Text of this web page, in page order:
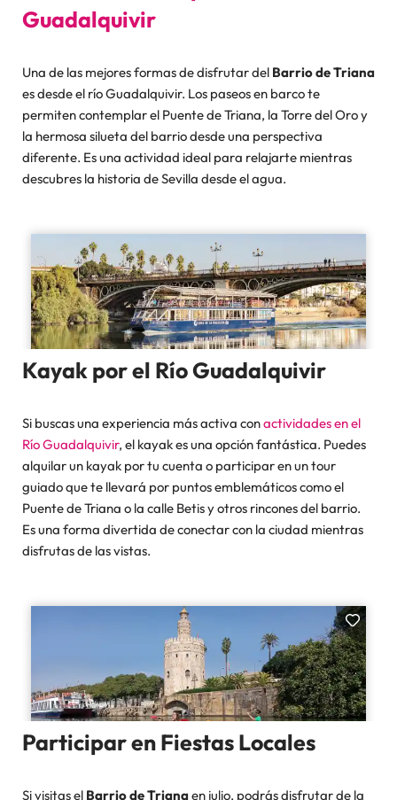
Guadalquivir
Una de las mejores formas de disfrutar del Barrio de Triana
es desde el río Guadalquivir. Los paseos en barco te
permiten contemplar el Puente de Triana, la Torre del Oro y
la hermosa silueta del barrio desde una perspectiva
diferente. Es una actividad ideal para relajarte mientras
descubres la historia de Sevilla desde el agua.
Kayak por el Río Guadalquivir
Si buscas una experiencia más activa conactividades en el
Río Guadalquivir, el kayak es una opción fantástica. Puedes
alquilar un kayak por tu cuenta o participar en un tour
guiado que te llevará por puntos emblemáticos como el
Puente de Triana o la calle Betis y otros rincones del barrio.
Es una forma divertida de conectar con la ciudad mientras
disfrutas de las vistas.
Participar en Fiestas Locales
Si visitas el Barrio de Trianaen julio, podrás disfrutar de la